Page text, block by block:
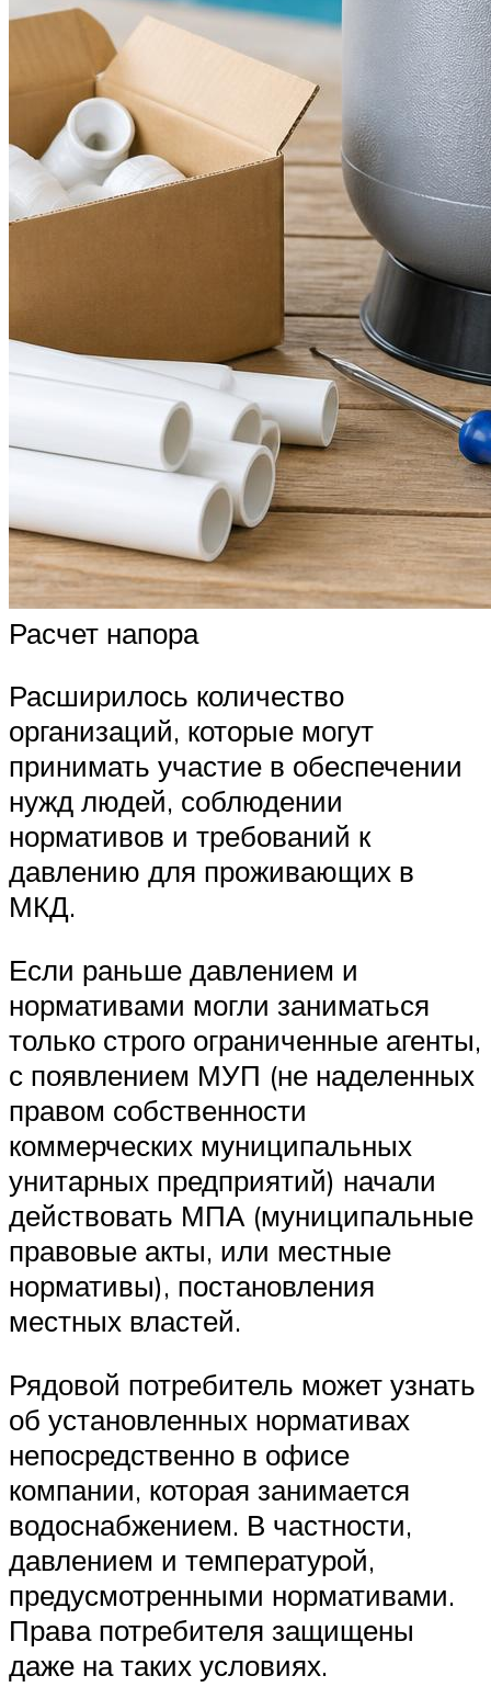
Расчет напора
Расширилось количество
организаций, которые могут
принимать участие в обеспечении
нужд людей, соблюдении
нормативов и требований к
давлению для проживающих в
МКД.
Если раньше давлением и
нормативами могли заниматься
только строго ограниченные агенты,
с появлением МУП (не наделенных
правом собственности
коммерческих муниципальных
унитарных предприятий) начали
действовать МПА (муниципальные
правовые акты, или местные
нормативы), постановления
местных властей.
Рядовой потребитель может узнать
об установленных нормативах
непосредственно в офисе
компании, которая занимается
водоснабжением. В частности,
давлением и температурой,
предусмотренными нормативами.
Права потребителя защищены
даже на таких условиях.